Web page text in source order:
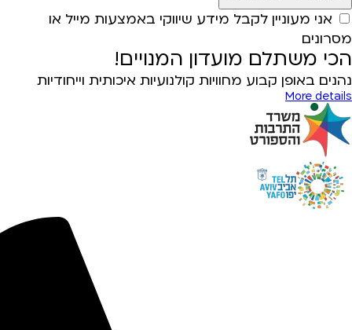
אני מעוניין לקבל מידע שיווקי באמצעות מייל או
מסרונים
הכי משתלם מועדון המנויים!
נהנים באופן קבוע מחוויות קולנועיות איכותית וייחודיות
More details